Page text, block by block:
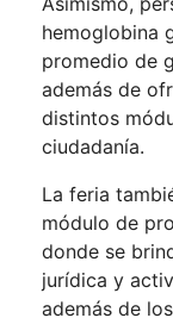
hemoglobina
promedio de
además de
distintos
ciudadanía.
La feria
módulo de
donde se
jurídica y
además de